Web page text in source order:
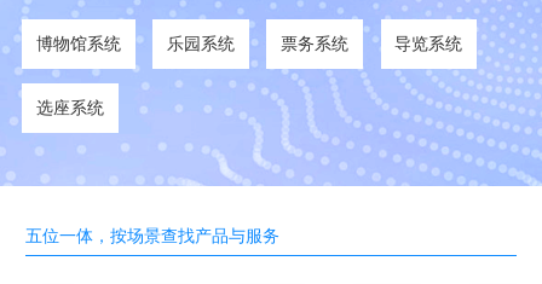
博物馆系统 乐园系统 票务系统 导览系统
选座系统
五位一体，按场景查找产品与服务